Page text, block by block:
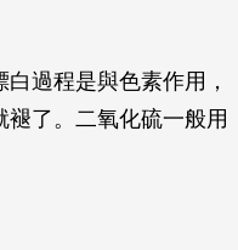
過程是與色素作用，
了。二氧化硫一般用